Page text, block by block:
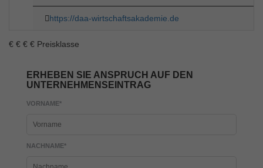
https://daa-wirtschaftsakademie.de
€ € € € Preisklasse
ERHEBEN SIE ANSPRUCH AUF DEN
UNTERNEHMENSEINTRAG
VORNAME*
NACHNAME*